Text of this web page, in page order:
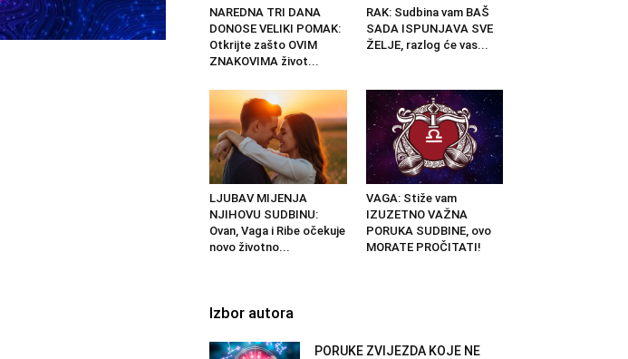
NAREDNA TRI DANA
DONOSE VELIKI POMAK:
Otkrijte zašto OVIM
ZNAKOVIMA život...
RAK: Sudbina vam BAŠ
SADA ISPUNJAVA SVE
ŽELJE, razlog će vas...
LJUBAV MIJENJA
NJIHOVU SUDBINU:
Ovan, Vaga i Ribe očekuje
novo životno...
VAGA: Stiže vam
IZUZETNO VAŽNA
PORUKA SUDBINE, ovo
MORATE PROČITATI!
Izbor autora
PORUKE ZVIJEZDA KOJE NE